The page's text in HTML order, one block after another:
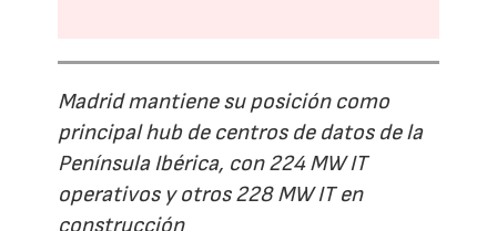
Madrid mantiene su posición como
principal hub de centros de datos de la
Península Ibérica, con 224 MW IT
operativos y otros 228 MW IT en